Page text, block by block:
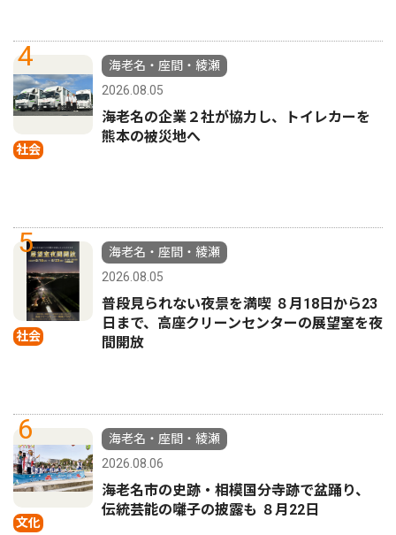
4
社会
海老名・座間・綾瀬
2026.08.05
海老名の企業２社が協力し、トイレカーを
熊本の被災地へ
5
社会
海老名・座間・綾瀬
2026.08.05
普段見られない夜景を満喫 ８月18日から23
日まで、高座クリーンセンターの展望室を夜
間開放
6
文化
海老名・座間・綾瀬
2026.08.06
海老名市の史跡・相模国分寺跡で盆踊り、
伝統芸能の囃子の披露も ８月22日